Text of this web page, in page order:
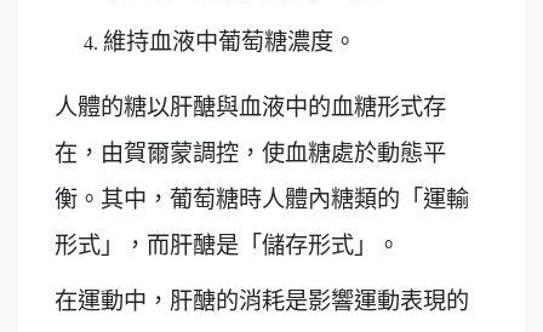
維持血液中葡萄糖濃度。
人體的糖以肝醣與血液中的血糖形式存
在，由賀爾蒙調控，使血糖處於動態平
衡。其中，葡萄糖時人體內糖類的「運輸
形式」，而肝醣是「儲存形式」。
在運動中，肝醣的消耗是影響運動表現的